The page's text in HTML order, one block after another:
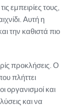
εμπειρίες τους,
Αυτή η
την καθιστά πιο
προκλήσεις. Ο
πλήττει
οργανισμοί και
και να